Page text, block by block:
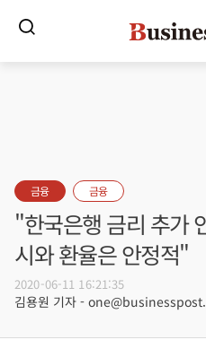
금융 금융
"한국은행 금리 추가
시와 환율은 안정적"
2020-06-11 16:21:35
김용원 기자 -